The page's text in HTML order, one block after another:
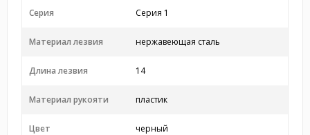
Серия Серия 1
Материал лезвия нержавеющая сталь
Длина лезвия 14
Материал рукояти пластик
Цвет черный